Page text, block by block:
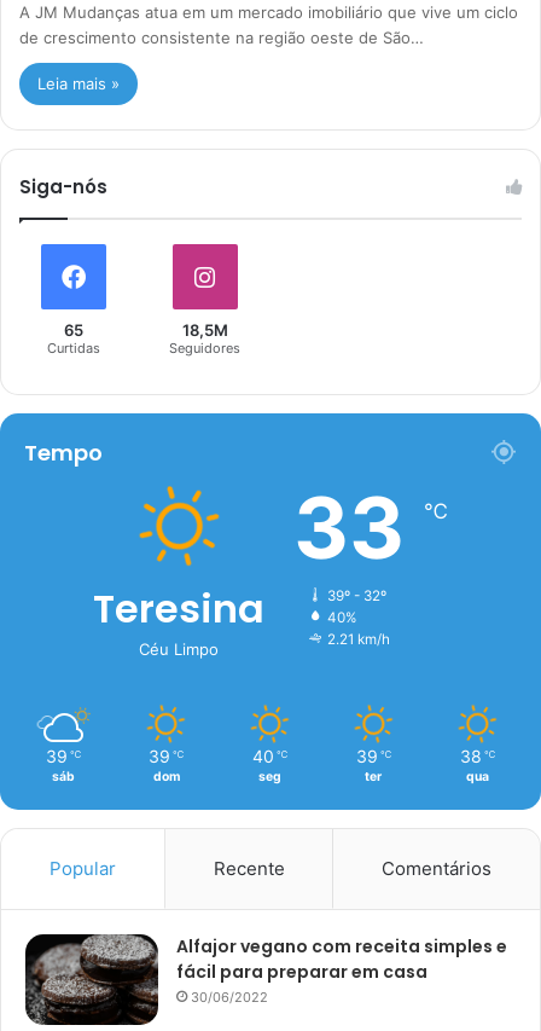
A JM Mudanças atua em um mercado imobiliário que vive um ciclo
de crescimento consistente na região oeste de São…
Leia mais »
Siga-nós
65
Curtidas
18,5M
Seguidores
Tempo
Teresina
Céu Limpo
33 ℃
39º - 32º
40%
2.21 km/h
39 ℃
sáb
39 ℃
dom
40 ℃
seg
39 ℃
ter
38 ℃
qua
Popular Recente Comentários
Alfajor vegano com receita simples e
fácil para preparar em casa
30/06/2022